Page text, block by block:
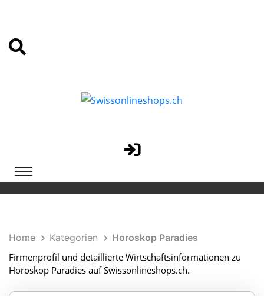
Home Kategorien
Horoskop Paradies
Firmenprofil und detaillierte Wirtschaftsinformationen zu
Horoskop Paradies auf Swissonlineshops.ch.